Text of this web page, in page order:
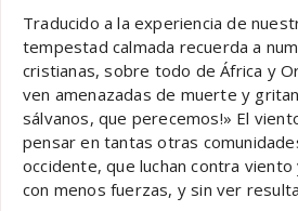
Traducido a la experiencia de
tempestad calmada recuerda a
cristianas, sobre todo de África y
ven amenazadas de muerte y gritan
sálvanos, que perecemos!» El
pensar en tantas otras
occidente, que luchan contra viento
con menos fuerzas, y sin ver